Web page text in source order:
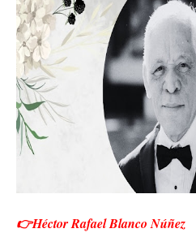
👉Héctor Rafael Blanco Núñez